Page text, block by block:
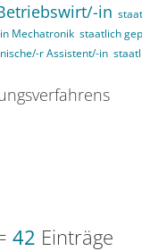
in
Mechatronik staatlich
r Assistent/-in
42 Einträge